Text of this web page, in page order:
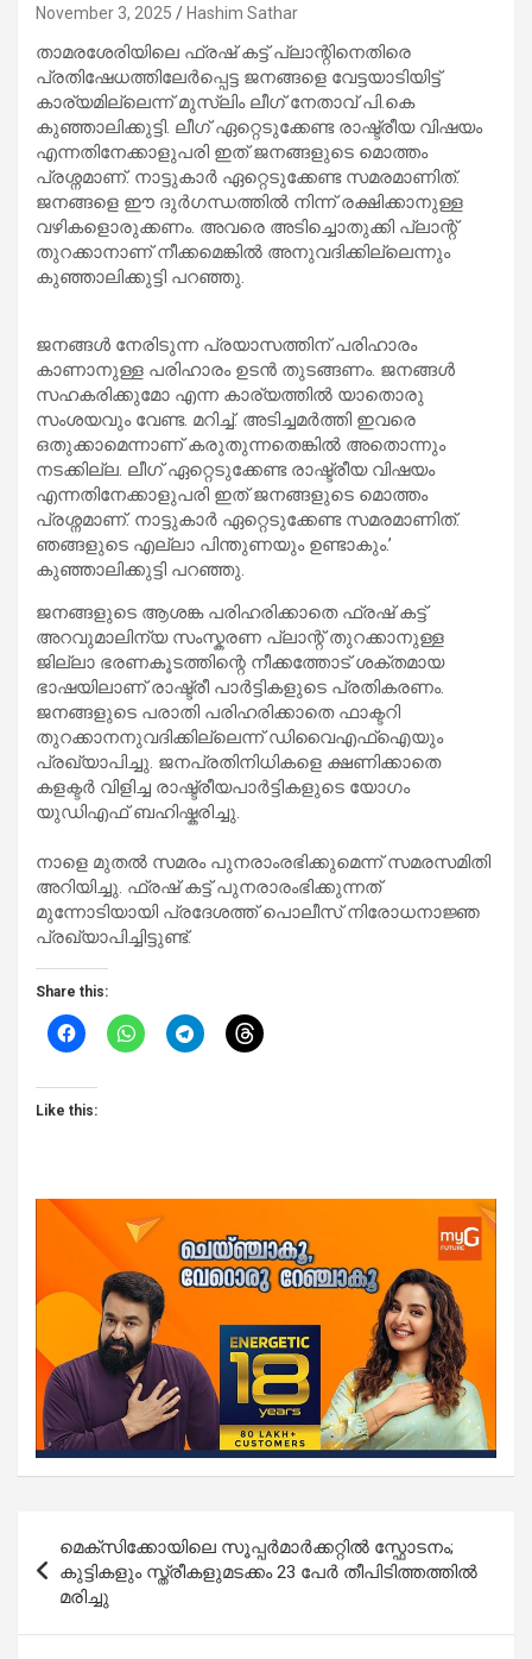
November 3, 2025 Hashim Sathar
താമരശേരിയിലെ ഫ്രഷ് കട്ട് പ്ലാന്റിനെതിരെ
പ്രതിഷേധത്തിലേർപ്പെട്ട ജനങ്ങളെ വേട്ടയാടിയിട്ട്
കാര്യമില്ലെന്ന് മുസ്ലിം ലീഗ് നേതാവ് പി.കെ
കുഞ്ഞാലിക്കുട്ടി. ലീഗ് ഏറ്റെടുക്കേണ്ട രാഷ്ട്രീയ വിഷയം
എന്നതിനേക്കാളുപരി ഇത് ജനങ്ങളുടെ മൊത്തം
പ്രശ്നമാണ്. നാട്ടുകാർ ഏറ്റെടുക്കേണ്ട സമരമാണിത്.
ജനങ്ങളെ ഈ ദുർഗന്ധത്തിൽ നിന്ന് രക്ഷിക്കാനുള്ള
വഴികളൊരുക്കണം. അവരെ അടിച്ചൊതുക്കി പ്ലാന്റ്
തുറക്കാനാണ് നീക്കമെങ്കിൽ അനുവദിക്കില്ലെന്നും
കുഞ്ഞാലിക്കുട്ടി പറഞ്ഞു.
ജനങ്ങൾ നേരിടുന്ന പ്രയാസത്തിന് പരിഹാരം
കാണാനുള്ള പരിഹാരം ഉടൻ തുടങ്ങണം. ജനങ്ങൾ
സഹകരിക്കുമോ എന്ന കാര്യത്തിൽ യാതൊരു
സംശയവും വേണ്ട. മറിച്ച്. അടിച്ചമർത്തി ഇവരെ
ഒതുക്കാമെന്നാണ് കരുതുന്നതെങ്കിൽ അതൊന്നും
നടക്കില്ല. ലീഗ് ഏറ്റെടുക്കേണ്ട രാഷ്ട്രീയ വിഷയം
എന്നതിനേക്കാളുപരി ഇത് ജനങ്ങളുടെ മൊത്തം
പ്രശ്നമാണ്. നാട്ടുകാർ ഏറ്റെടുക്കേണ്ട സമരമാണിത്.
ഞങ്ങളുടെ എല്ലാ പിന്തുണയും ഉണ്ടാകും.’
കുഞ്ഞാലിക്കുട്ടി പറഞ്ഞു.
ജനങ്ങളുടെ ആശങ്ക പരിഹരിക്കാതെ ഫ്രഷ് കട്ട്
അറവുമാലിന്യ സംസ്കരണ പ്ലാന്റ് തുറക്കാനുള്ള
ജില്ലാ ഭരണകൂടത്തിന്റെ നീക്കത്തോട് ശക്തമായ
ഭാഷയിലാണ് രാഷ്ട്രീ പാർട്ടികളുടെ പ്രതികരണം.
ജനങ്ങളുടെ പരാതി പരിഹരിക്കാതെ ഫാക്ടറി
തുറക്കാനനുവദിക്കില്ലെന്ന് ഡിവൈഎഫ്ഐയും
പ്രഖ്യാപിച്ചു. ജനപ്രതിനിധികളെ ക്ഷണിക്കാതെ
കളക്ടർ വിളിച്ച രാഷ്ട്രീയപാർട്ടികളുടെ യോഗം
യുഡിഎഫ് ബഹിഷ്കരിച്ചു.
നാളെ മുതൽ സമരം പുനരാംരഭിക്കുമെന്ന് സമരസമിതി
അറിയിച്ചു. ഫ്രഷ് കട്ട് പുനരാരംഭിക്കുന്നത്
മുന്നോടിയായി പ്രദേശത്ത് പൊലീസ് നിരോധനാജ്ഞ
പ്രഖ്യാപിച്ചിട്ടുണ്ട്.
Share this:
Like this:
navigation
മെക്സിക്കോയിലെ സൂപ്പർമാർക്കറ്റിൽ സ്ഫോടനം;
കുട്ടികളും സ്ത്രീകളുമടക്കം 23 പേർ തീപിടിത്തത്തില്‍
മരിച്ചു